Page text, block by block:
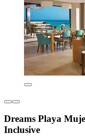
Dreams Playa
Inclusive